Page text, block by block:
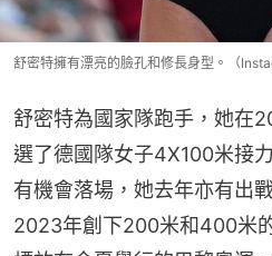
舒密特擁有漂亮的臉孔和修長身型。（
舒密特為國家隊跑手，她在
選了德國隊女子4X100米接
有機會落場，她去年亦有出
2023年創下200米和400米